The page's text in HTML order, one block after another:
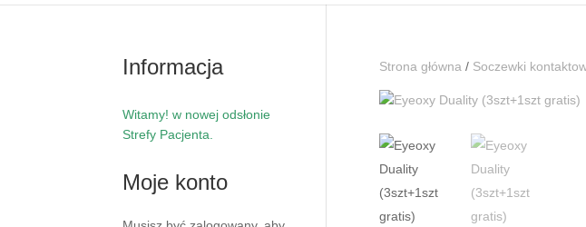
Strona główna / Soczewki
Informacja
Witamy! w nowej odsłonie
Strefy Pacjenta.
Moje konto